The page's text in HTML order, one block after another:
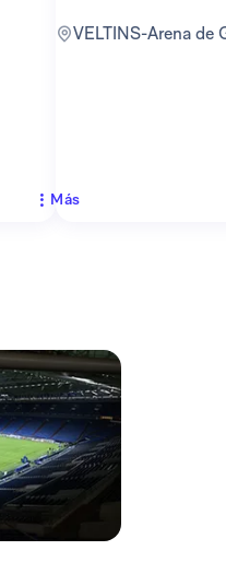
VELTINS-Arena
Más